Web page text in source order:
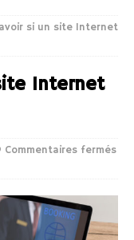
si un site Internet
Internet
Commentaires fermés